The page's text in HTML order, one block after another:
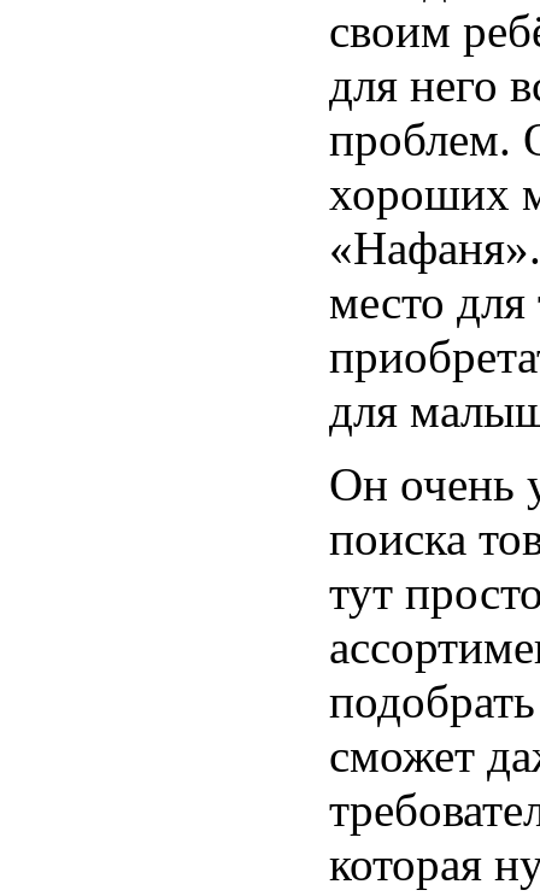
своим
для него
проблем.
хороших
место
для
Он очень
поиска
тут
сможет
которая